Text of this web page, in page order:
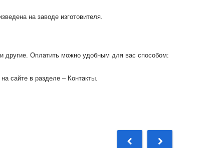
на заводе изготовителя.
другие. Оплатить можно удобным для вас способом:
сайте в разделе – Контакты.